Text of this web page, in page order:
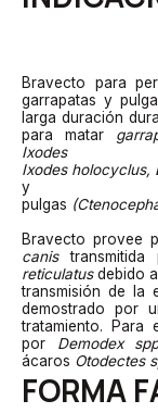
Bravecto para
garrapatas y
larga duración
para matar
Ixodes holocyclus,
y
pulgas (
Bravecto provee
canis
reticulatusdebido
transmisión de la
demostrado por
tratamiento. Para
por Demodex
ácaros Otodectes
FORMA